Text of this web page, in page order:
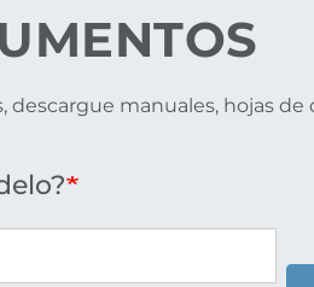
descargue manuales, hojas